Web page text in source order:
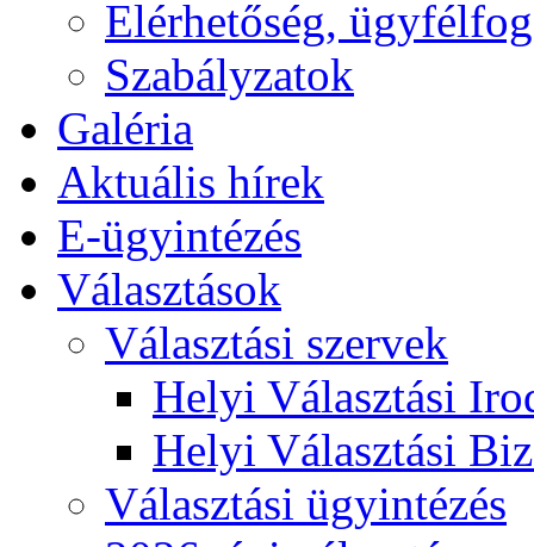
Elérhetőség,
Szabályzatok
Galéria
Aktuális hírek
E-ügyintézés
Választások
Választási szervek
Helyi Választási
Helyi Választási
Választási ügyintézés